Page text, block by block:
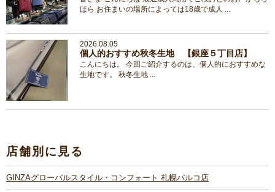
ほら お住まいの場所によっては18歳で成人 ...
2026.08.05
個人的おすすめ秋冬生地 【銀座５丁目店】
こんにちは。 今回ご紹介するのは、個人的におすすめな
生地です。 秋冬生地 ...
店舗別に見る
GINZAグローバルスタイル・コンフォート 札幌パルコ店